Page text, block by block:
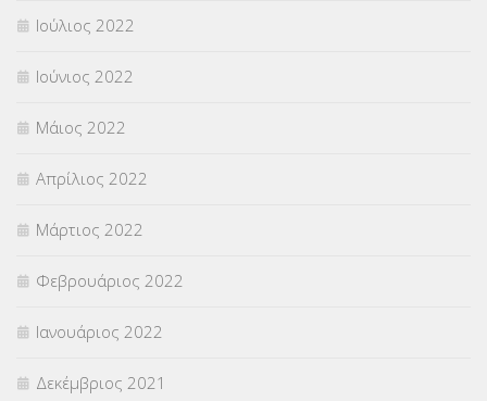
Ιούλιος 2022
Ιούνιος 2022
Μάιος 2022
Απρίλιος 2022
Μάρτιος 2022
Φεβρουάριος 2022
Ιανουάριος 2022
Δεκέμβριος 2021